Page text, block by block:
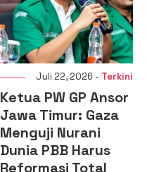
Juli 22, 2026 - Terkini
Ketua PW GP Ansor
Jawa Timur: Gaza
Menguji Nurani
Dunia PBB Harus
Reformasi Total